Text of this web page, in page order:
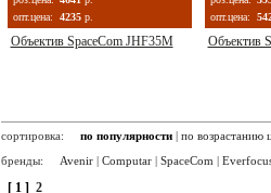
опт.цена:
4235 р.
Объектив SpaceCom JHF35M
опт.цена:
Объектив
сортировка: по популярности | по возрастанию
бренды: Avenir | Computar | SpaceCom |
[ 1 ] 2